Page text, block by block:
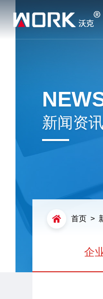
新闻资讯
首页 >
企